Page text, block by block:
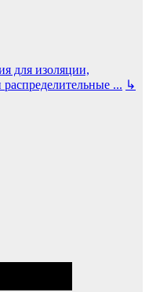
для изоляции,
... ↳